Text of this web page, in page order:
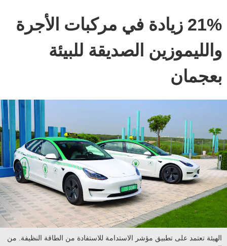
21% زيادة في مركبات الأجرة
والليموزين الصديقة للبيئة
بعجمان
الهيئة تعتمد على تطبيق مؤشر الاستدامة للاستفادة من الطاقة النظيفة. من